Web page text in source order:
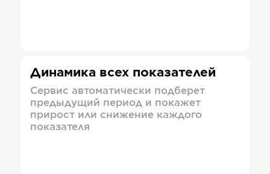
Динамика всех показателей
Сервис автоматически подберет
предыдущий период и покажет
прирост или снижение каждого
показателя